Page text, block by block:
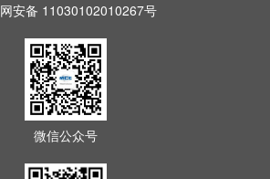
安备 11030102010267号
微信公众号